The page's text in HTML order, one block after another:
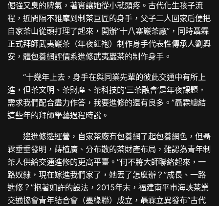
倔強又臭的脾氣，著實讓她從小就頭疼。古代化生孩子流
程，近間隔不雅摩到制茶巨匠的身手，父子二人回家后便把
自家茶山從頭打理了起來，開辦“十八寨巖茶廠”，同時聶霖
正式拜師武夷巖茶（年夜紅袍）制作身手代表性傳承人劉興
安，體包養網評價系進修武夷巖茶的制作身手。
“十幾年上去，身手在與同業先輩的彼此交通中有所上
進，但茶文明、茶財產、茶科技的‘三茶融會’是年夜課題，
需求我們配合盡力作答，我要進修的還有良多。”聶霖總結
這些年的拜師學藝過程時說。
邊進修邊運營，自家茶廠有包養網了起包養網色，但聶
霖垂垂發明，蒔植廣、分布散的茶財產布局，難認為青年制
茶人供給交通進修的更高平臺。“何不將大師聯絡起來，一
路奴隸，現在嫁進我們家了，她丟了怎麼辦？”成長、一路
進修？”抱著如許的設法，2015年末，福建南平市海峽茶業
交通協會青年結合會（墨綠聯）成立，聶霖立異發布“古代